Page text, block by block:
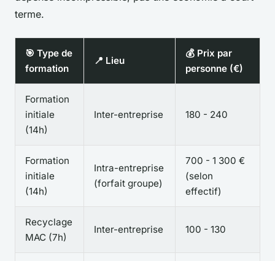
terme.
🎯 Type de
formation
📍 Lieu
💰 Prix par
personne (€)
Formation
initiale
(14h)
Inter-entreprise 180 - 240
Formation
initiale
(14h)
Intra-entreprise
(forfait groupe)
700 - 1 300 €
(selon
effectif)
Recyclage
MAC (7h)
Inter-entreprise 100 - 130